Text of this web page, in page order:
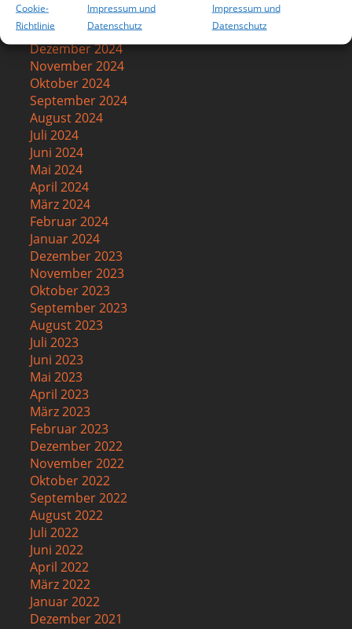
Cookie-
Richtlinie
Impressum und
Datenschutz
Impressum und
Datenschutz
Februar 2025
Januar 2025
Dezember 2024
November 2024
Oktober 2024
September 2024
August 2024
Juli 2024
Juni 2024
Mai 2024
April 2024
März 2024
Februar 2024
Januar 2024
Dezember 2023
November 2023
Oktober 2023
September 2023
August 2023
Juli 2023
Juni 2023
Mai 2023
April 2023
März 2023
Februar 2023
Dezember 2022
November 2022
Oktober 2022
September 2022
August 2022
Juli 2022
Juni 2022
April 2022
März 2022
Januar 2022
Dezember 2021